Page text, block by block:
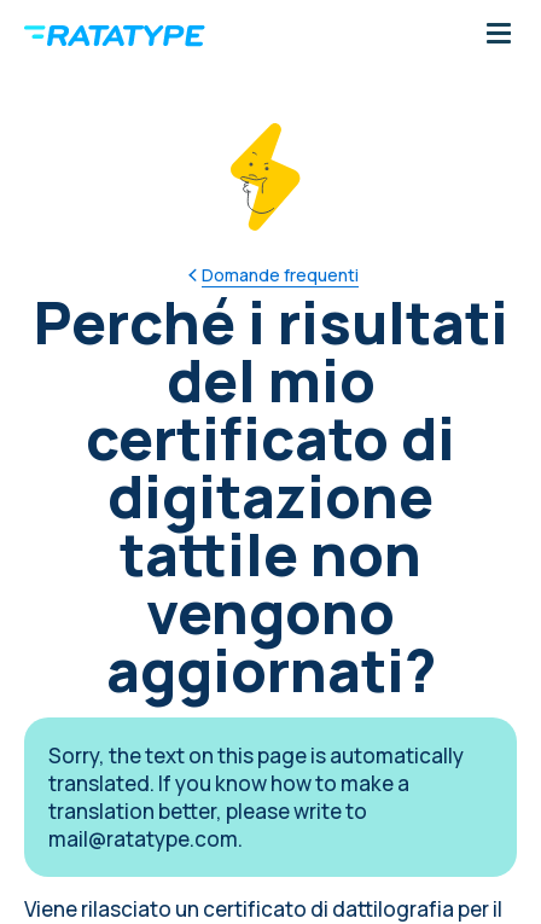
Domande frequenti
Perché i risultati
del mio
certificato di
digitazione
tattile non
vengono
aggiornati?
Sorry, the text on this page is automatically
translated. If you know how to make a
translation better, please write to
mail@ratatype.com.
Viene rilasciato un certificato di dattilografia per il